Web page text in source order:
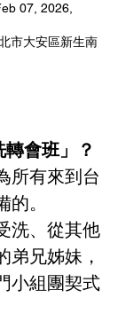
07, 2026,
市大安區新生南
會班」？
所有來到台
。
洗、從其他
弟兄姊妹，
小組團契式